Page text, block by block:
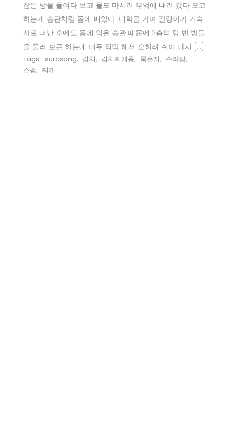
잠든 방을 들여다 보고 물도 마시러 부엌에 내려 갔다 오고
하는게 습관처럼 몸에 배었다. 대학을 가며 딸랭이가 기숙
사로 떠난 후에도 몸에 익은 습관 때문에 2층의 텅 빈 방들
을 둘러 보곤 하는데 너무 적막 해서 오히려 쉬이 다시 […]
Tags: surasang, 김치, 김치찌개용, 묵은지, 수라상,
스팸, 찌개